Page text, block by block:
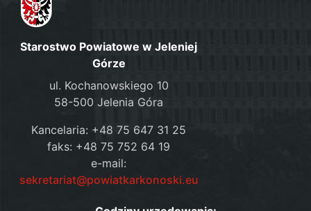
Starostwo Powiatowe w Jeleniej
Górze
ul. Kochanowskiego 10
58-500 Jelenia Góra
Kancelaria: +48 75 647 31 25
faks: +48 75 752 64 19
e-mail:
sekretariat@powiatkarkonoski.eu